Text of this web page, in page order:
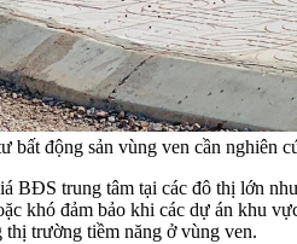
bất động sản vùng ven cần nghiên
BĐS trung tâm tại các đô thị lớn
khó đảm bảo khi các dự án khu
thị trường tiềm năng ở vùng ven.